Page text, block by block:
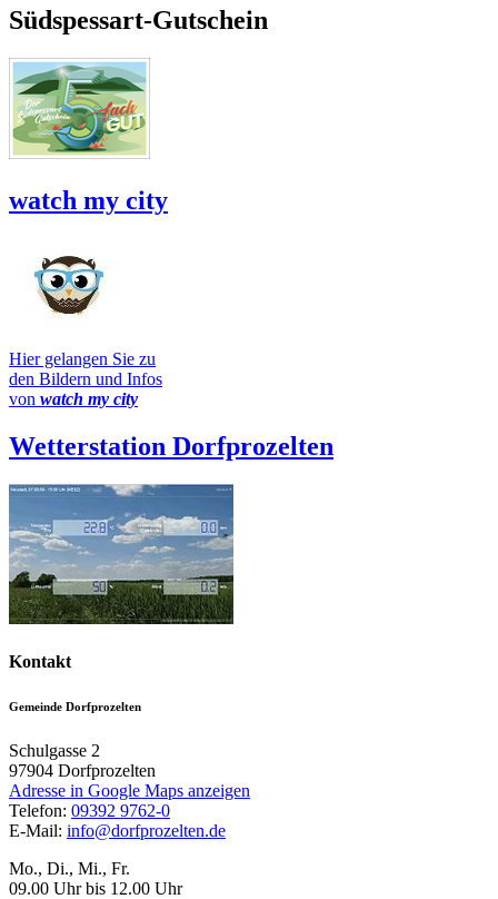
Südspessart-Gutschein
watch my city
Hier gelangen Sie zu
den Bildern und Infos
von watch my city
Wetterstation Dorfprozelten
Kontakt
Gemeinde Dorfprozelten
Schulgasse 2
97904 Dorfprozelten
Adresse in Google Maps anzeigen
Telefon: 09392 9762-0
E-Mail: info@dorfprozelten.de
Mo., Di., Mi., Fr.
09.00 Uhr bis 12.00 Uhr